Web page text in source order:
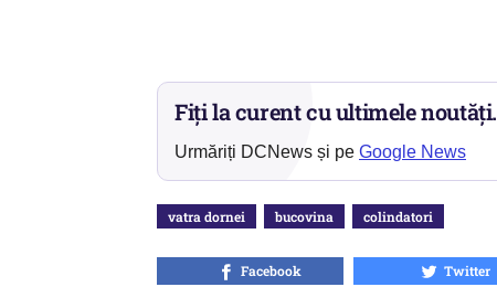
Fiți la curent cu ultimele noutăți.
Urmăriți DCNews și pe Google News
vatra dornei bucovina colindatori
Facebook Twitter